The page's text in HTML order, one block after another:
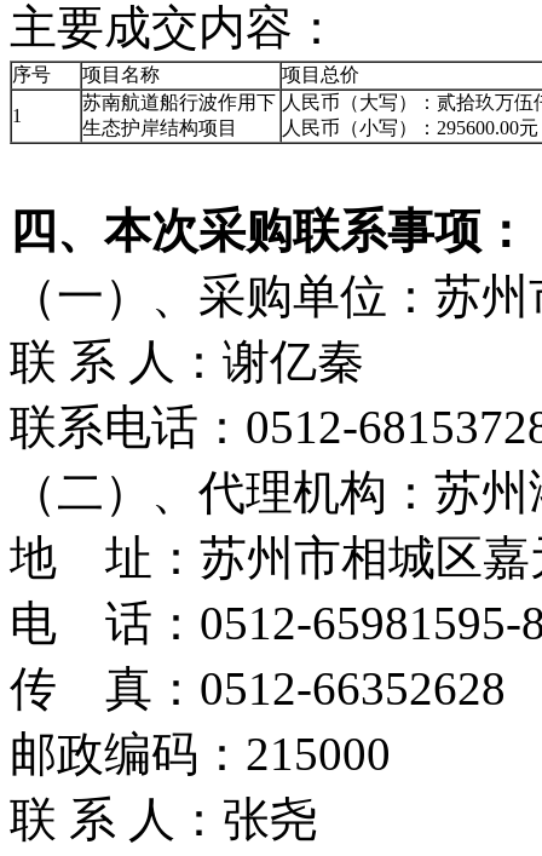
主要成交内容：
序号 项目名称
项目总价
1
苏南航道船行波作用下
生态护岸结构项目
人民币（大写）：贰拾玖万伍
人民币（小写）：295600.00元
四、本次采购联系事项：
（一）、采购单位：苏
联 系 人：谢亿秦
联系电话：0512-
（二）、代理机构：苏
地 址：苏州市相城区嘉
电 话：0512-65981595-
传 真：0512-66352628
邮政编码：215000
联 系 人：张尧